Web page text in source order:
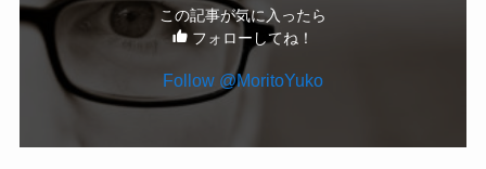
この記事が気に入ったら
フォローしてね！
Follow @MoritoYuko